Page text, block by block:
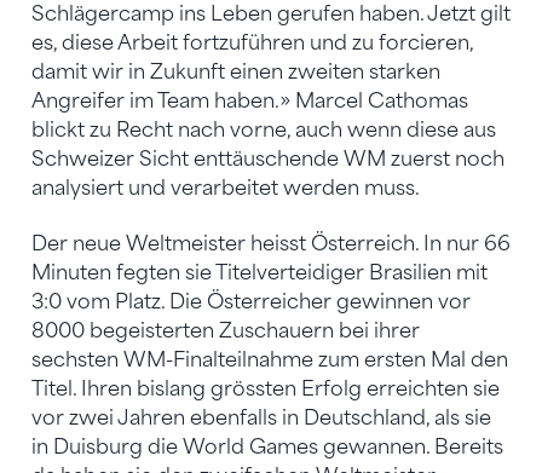
Schlägercamp ins Leben gerufen haben. Jetzt gilt
es, diese Arbeit fortzuführen und zu forcieren,
damit wir in Zukunft einen zweiten starken
Angreifer im Team haben.» Marcel Cathomas
blickt zu Recht nach vorne, auch wenn diese aus
Schweizer Sicht enttäuschende WM zuerst noch
analysiert und verarbeitet werden muss.
Der neue Weltmeister heisst Österreich. In nur 66
Minuten fegten sie Titelverteidiger Brasilien mit
3:0 vom Platz. Die Österreicher gewinnen vor
8000 begeisterten Zuschauern bei ihrer
sechsten WM-Finalteilnahme zum ersten Mal den
Titel. Ihren bislang grössten Erfolg erreichten sie
vor zwei Jahren ebenfalls in Deutschland, als sie
in Duisburg die World Games gewannen. Bereits